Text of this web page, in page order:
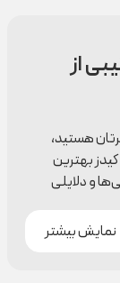
از
هستید،
بهترین
و دلایلی
نمایش بیشتر